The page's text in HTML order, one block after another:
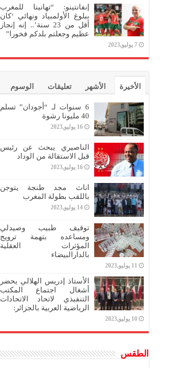
إنفانتينو: “تهانينا للمغرب
ببلوغ الأولمبياد ونهائي ‘كان
أقل من 23 سنة’.. إنه إنجاز
عظيم وجعلتم بلدكم فخورا”
7 يوليو,2023
الأخيرة الأشهر تعليقات الوسوم
6 سنوات لـ “أجودان” تسلم
40 مليونا رشوة
16 يوليو,2023
الناصيري يبحث عن رئيس
قبل الاستقالة من الوداد
16 يوليو,2023
اناث مجد طنجة يتوجن
باللقب بطولة المغرب
14 يوليو,2023
توقيف طبيب وصيدلي
ومساعده بتهمة ترويج
المؤثرات العقلية
بالدارالبيضاء
11 يوليو,2023
الأستاذ إدريس الهلالي يحضر
أشغال اجتماع المكتب
التنفيذي لاتحاد الاتحادات
الرياضية العربية بالجزائر:
10 يوليو,2023
الطقس